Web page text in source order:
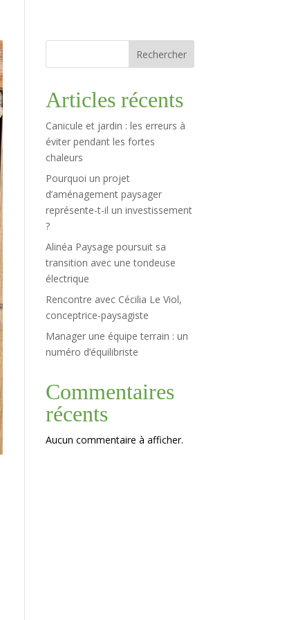
Rechercher
Articles récents
Canicule et jardin : les erreurs à
éviter pendant les fortes
chaleurs
Pourquoi un projet
d’aménagement paysager
représente-t-il un investissement
?
Alinéa Paysage poursuit sa
transition avec une tondeuse
électrique
Rencontre avec Cécilia Le Viol,
conceptrice-paysagiste
Manager une équipe terrain : un
numéro d’équilibriste
Commentaires
récents
Aucun commentaire à afficher.